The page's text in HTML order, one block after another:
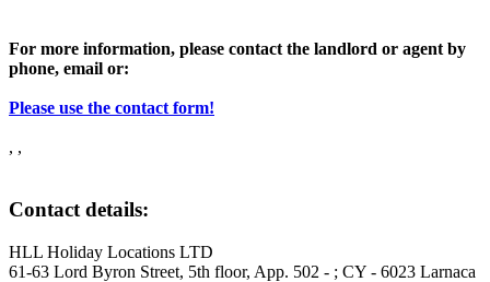
For more information, please contact the landlord or agent by
phone, email or:
Please use the contact form!
, ,
Contact details:
HLL Holiday Locations LTD
61-63 Lord Byron Street, 5th floor, App. 502 - ; CY - 6023 Larnaca